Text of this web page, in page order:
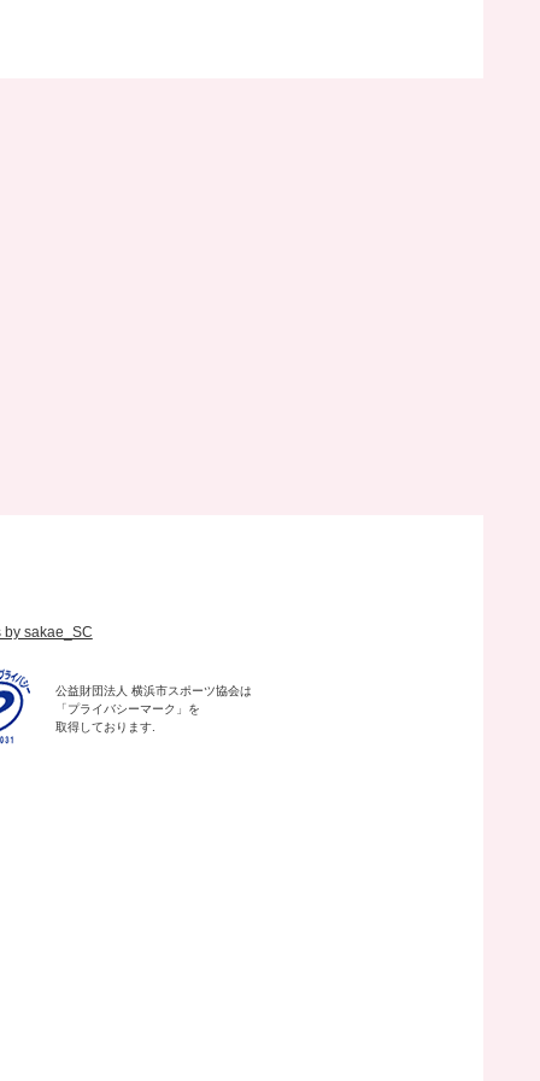
by sakae_SC
公益財団法人 横浜市スポーツ協会は
「プライバシーマーク」を
取得しております.